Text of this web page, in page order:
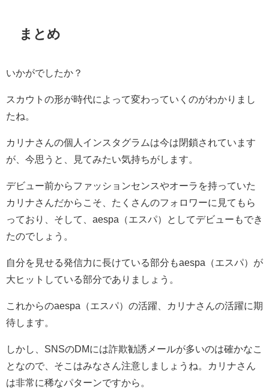
まとめ
いかがでしたか？
スカウトの形が時代によって変わっていくのがわかりまし
たね。
カリナさんの個人インスタグラムは今は閉鎖されています
が、今思うと、見てみたい気持ちがします。
デビュー前からファッションセンスやオーラを持っていた
カリナさんだからこそ、たくさんのフォロワーに見てもら
っており、そして、aespa（エスパ）としてデビューもでき
たのでしょう。
自分を見せる発信力に長けている部分もaespa（エスパ）が
大ヒットしている部分でありましょう。
これからのaespa（エスパ）の活躍、カリナさんの活躍に期
待します。
しかし、SNSのDMには詐欺勧誘メールが多いのは確かなこ
となので、そこはみなさん注意しましょうね。カリナさん
は非常に稀なパターンですから。